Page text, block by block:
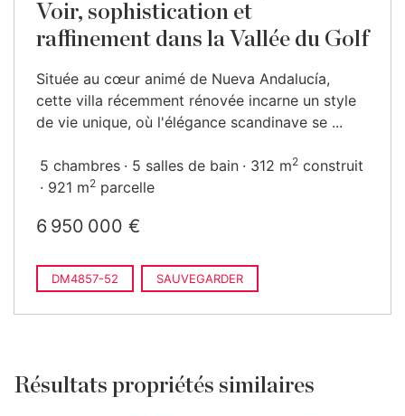
Voir, sophistication et
raffinement dans la Vallée du Golf
Située au cœur animé de Nueva Andalucía,
cette villa récemment rénovée incarne un style
de vie unique, où l'élégance scandinave se ...
5 chambres 5 salles de bain 312 m2 construit
921 m2 parcelle
6 950 000 €
DM4857-52 SAUVEGARDER
Résultats propriétés similaires